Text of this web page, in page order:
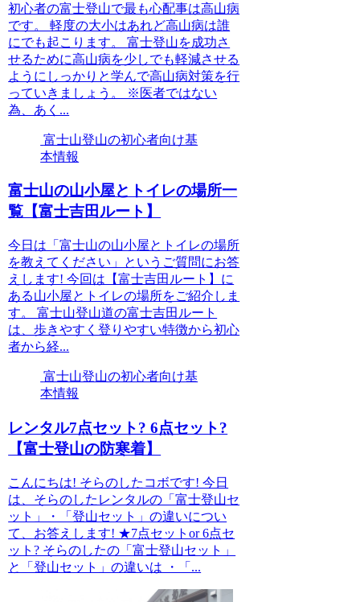
初心者の富士登山で最も心配事は高山病
です。 軽度の大小はあれど高山病は誰
にでも起こります。 富士登山を成功さ
せるために高山病を少しでも軽減させる
ようにしっかりと学んで高山病対策を行
っていきましょう。 ※医者ではない
為、あく...
富士山登山の初心者向け基
本情報
富士山の山小屋とトイレの場所一
覧【富士吉田ルート】
今日は「富士山の山小屋とトイレの場所
を教えてください」というご質問にお答
えします! 今回は【富士吉田ルート】に
ある山小屋とトイレの場所をご紹介しま
す。 富士山登山道の富士吉田ルート
は、歩きやすく登りやすい特徴から初心
者から経...
富士山登山の初心者向け基
本情報
レンタル7点セット? 6点セット?
【富士登山の防寒着】
こんにちは! そらのしたコボです! 今日
は、そらのしたレンタルの「富士登山セ
ット」・「登山セット」の違いについ
て、お答えします! ★7点セットor 6点セ
ット? そらのしたの「富士登山セット」
と「登山セット」の違いは ・「...